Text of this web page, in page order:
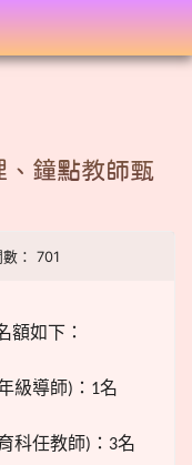
鐘點教師甄
： 701
額如下：
級導師) ： 1名
科任教師) ： 3名